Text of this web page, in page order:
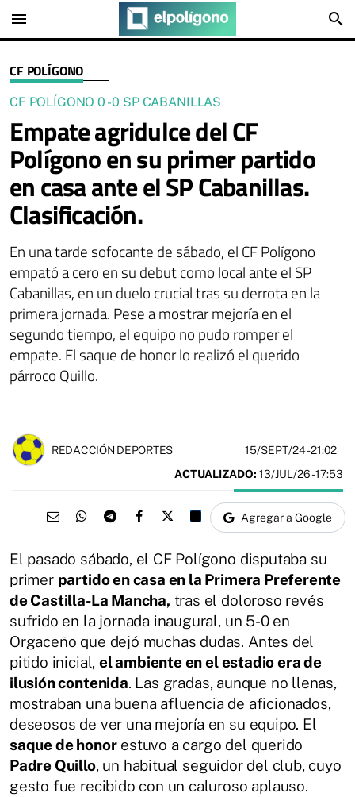
menu search
CF POLÍGONO
CF POLÍGONO 0 - 0 SP CABANILLAS
Empate agridulce del CF
Polígono en su primer partido
en casa ante el SP Cabanillas.
Clasificación.
En una tarde sofocante de sábado, el CF Polígono
empató a cero en su debut como local ante el SP
Cabanillas, en un duelo crucial tras su derrota en la
primera jornada. Pese a mostrar mejoría en el
segundo tiempo, el equipo no pudo romper el
empate. El saque de honor lo realizó el querido
párroco Quillo.
REDACCIÓN DEPORTES 15/SEPT/24- 21:02
ACTUALIZADO: 13/JUL/26 - 17:53
Agregar a Google
El pasado sábado, el CF Polígono disputaba su
primer partido en casa en la Primera Preferente
de Castilla-La Mancha, tras el doloroso revés
sufrido en la jornada inaugural, un 5-0 en
Orgaceño que dejó muchas dudas. Antes del
pitido inicial, el ambiente en el estadio era de
ilusión contenida. Las gradas, aunque no llenas,
mostraban una buena afluencia de aficionados,
deseosos de ver una mejoría en su equipo. El
saque de honorestuvo a cargo del querido
Padre Quillo, un habitual seguidor del club, cuyo
gesto fue recibido con un caluroso aplauso.